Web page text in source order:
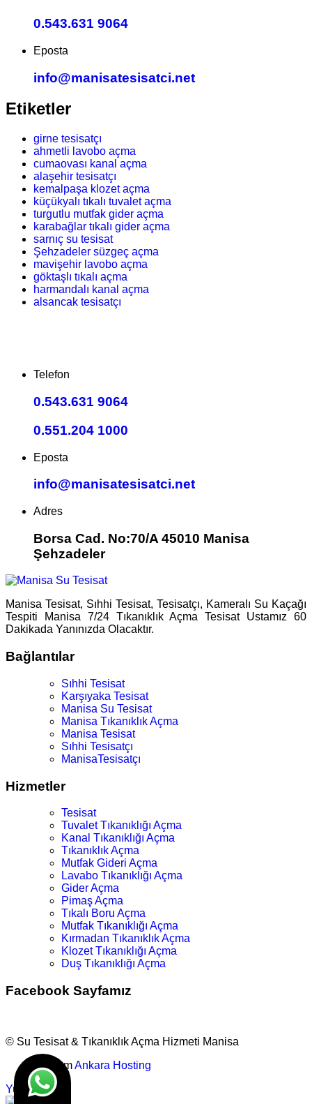
0.543.631 9064
Eposta
info@manisatesisatci.net
Etiketler
girne tesisatçı
ahmetli lavobo açma
cumaovası kanal açma
alaşehir tesisatçı
kemalpaşa klozet açma
küçükyalı tıkalı tuvalet açma
turgutlu mutfak gider açma
karabağlar tıkalı gider açma
sarnıç su tesisat
Şehzadeler süzgeç açma
mavişehir lavobo açma
göktaşlı tıkalı açma
harmandalı kanal açma
alsancak tesisatçı
Telefon
0.543.631 9064
0.551.204 1000
Eposta
info@manisatesisatci.net
Adres
Borsa Cad. No:70/A 45010 Manisa
Şehzadeler
Manisa Tesisat, Sıhhi Tesisat, Tesisatçı, Kameralı Su Kaçağı
Tespiti Manisa 7/24 Tıkanıklık Açma Tesisat Ustamız 60
Dakikada Yanınızda Olacaktır.
Bağlantılar
Sıhhi Tesisat
Karşıyaka Tesisat
Manisa Su Tesisat
Manisa Tıkanıklık Açma
Manisa Tesisat
Sıhhi Tesisatçı
ManisaTesisatçı
Hizmetler
Tesisat
Tuvalet Tıkanıklığı Açma
Kanal Tıkanıklığı Açma
Tıkanıklık Açma
Mutfak Gideri Açma
Lavabo Tıkanıklığı Açma
Gider Açma
Pimaş Açma
Tıkalı Boru Açma
Mutfak Tıkanıklığı Açma
Kırmadan Tıkanıklık Açma
Klozet Tıkanıklığı Açma
Duş Tıkanıklığı Açma
Facebook Sayfamız
© Su Tesisat & Tıkanıklık Açma Hizmeti Manisa
TasarımAnkara Hosting
Yukarı